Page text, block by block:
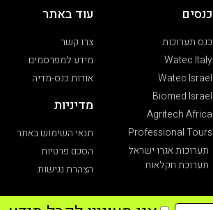
כנסים
כנס תערוכות
Watec Italy
Watec Israel
Biomed Israel
Agritech Africa
Professional Tours
תערוכות אגרו ישראל
תערוכת חקלאות
עוד באתר
צרו קשר
מידע למפרסמים
אודות כנס-מדיה
מדיניות
תנאי השימוש באתר
הסכם פרטיות
הצהרת נגישות